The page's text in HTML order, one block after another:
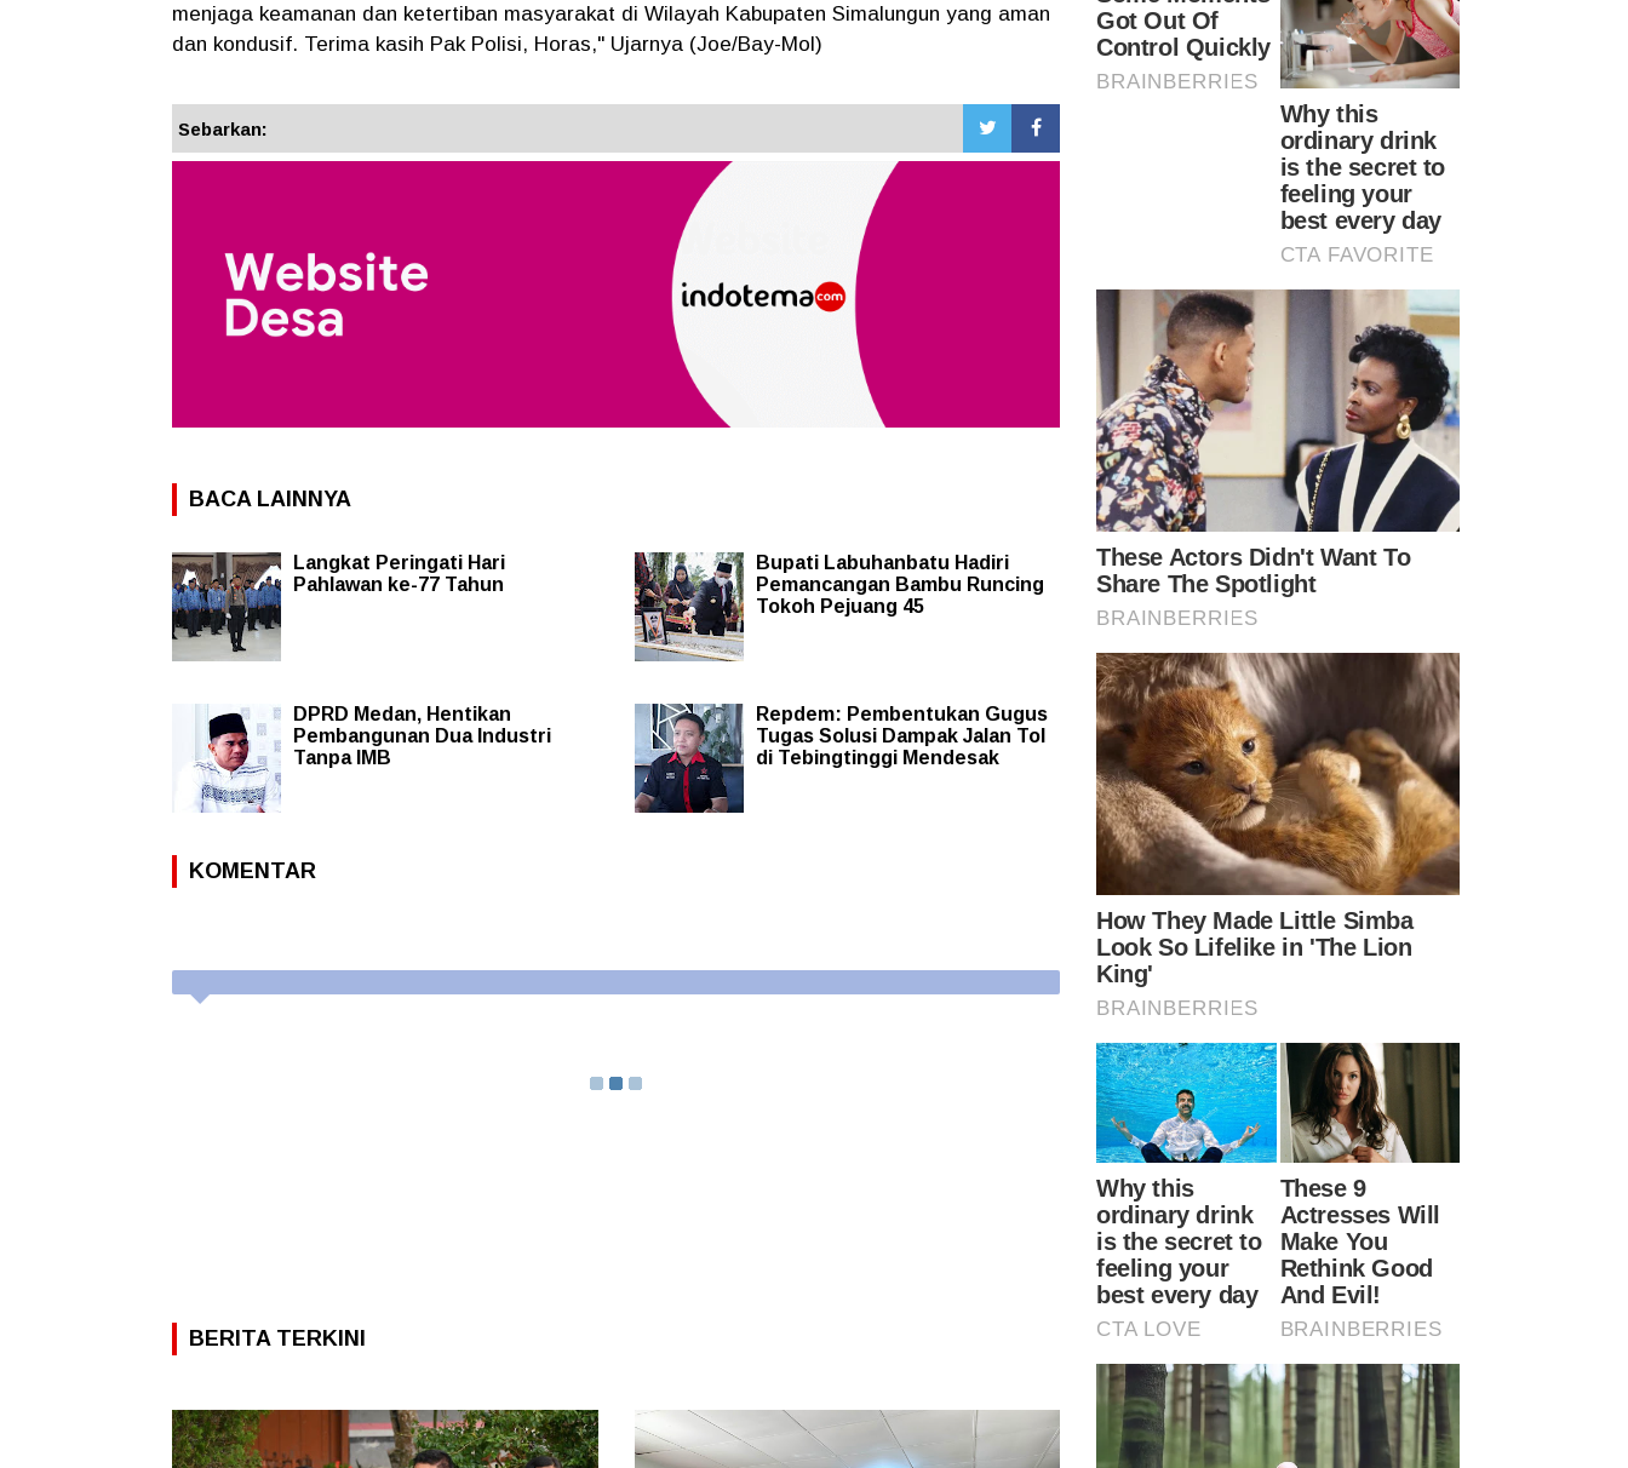
menjaga keamanan dan ketertiban masyarakat di Wilayah Kabupaten Simalungun yang aman
dan kondusif. Terima kasih Pak Polisi, Horas," Ujarnya (Joe/Bay-Mol)
Sebarkan:
BACA LAINNYA
Langkat Peringati Hari
Pahlawan ke-77 Tahun
Bupati Labuhanbatu Hadiri
Pemancangan Bambu Runcing
Tokoh Pejuang 45
DPRD Medan, Hentikan
Pembangunan Dua Industri
Tanpa IMB
Repdem: Pembentukan Gugus
Tugas Solusi Dampak Jalan Tol
di Tebingtinggi Mendesak
KOMENTAR
BERITA TERKINI